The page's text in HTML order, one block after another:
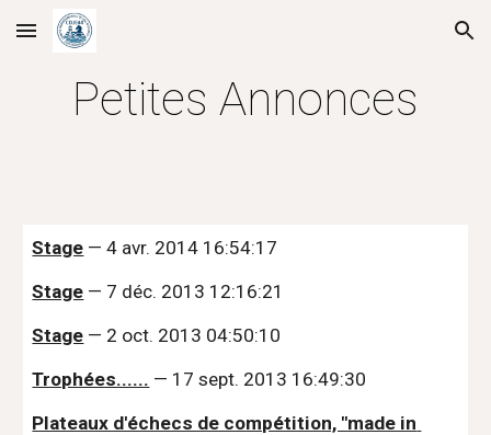
Skip to main content Skip to navigation
Petites Annonces
Stage — 4 avr. 2014 16:54:17
Stage — 7 déc. 2013 12:16:21
Stage — 2 oct. 2013 04:50:10
Trophées...... — 17 sept. 2013 16:49:30
Plateaux d'échecs de compétition, "made in